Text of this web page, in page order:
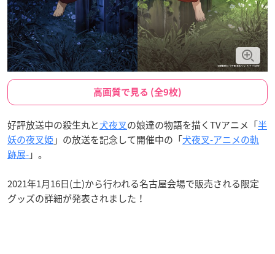
高画質で見る (全9枚)
好評放送中の殺生丸と犬夜叉の娘達の物語を描くTVアニメ「半
妖の夜叉姫 」の放送を記念して開催中の「犬夜叉-アニメの軌
跡展-」。
2021年1月16日(土)から行われる名古屋会場で販売される限定
グッズの詳細が発表されました！